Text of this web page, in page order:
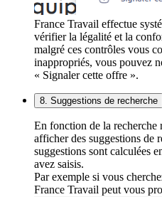
France Travail effectue
vérifier la légalité et la
malgré ces contrôles vous
inappropriés, vous pouvez
« Signaler cette offre ».
8. Suggestions de recherche
En fonction de la recherche
afficher des suggestions de
suggestions sont calculées
avez saisis.
Par exemple si vous
France Travail peut vous